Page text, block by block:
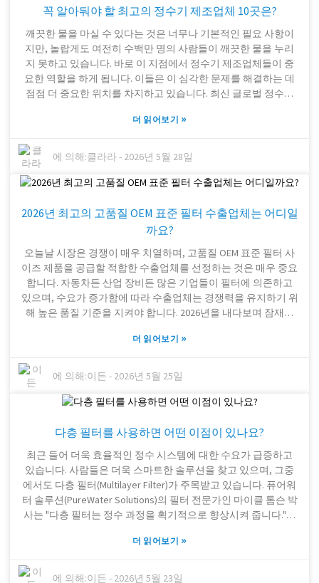
가나 수질 문제와 같은 문제가 발생할 수 있습니다. 물은 수많은
템에 투자함으로써 기업은 제품 품질 향상과 직원 만족도 제고라
는 두 가지 목표를 동시에 달성할 수 있습니다. 처음에는 간단해
보일지 모르지만, 물의 출처를 생각해 보는 것은 정말 가치 있는
일입니다. 조금 더 주의를 기울이면 운영이 더욱 원활해지고 장
기적으로 상당한 이점을 얻을 수 있습니다.
꼭 알아둬야 할 최고의 정수기 제조업체 10곳은?
깨끗한 물을 마실 수 있다는 것은 너무나 기본적인 필요 사항이
지만, 놀랍게도 여전히 수백만 명의 사람들이 깨끗한 물을 누리
지 못하고 있습니다. 바로 이 지점에서 정수기 제조업체들이 중
요한 역할을 하게 됩니다. 이들은 이 심각한 문제를 해결하는 데
점점 더 중요한 위치를 차지하고 있습니다. 최신 글로벌 정수기
약 9.6% 성장할 것으로 예상됩니다. 이는 최근 수질과 건강에 대
아쿠아사나(Aquasana), 퓨어(PUR)와 같이 혁신적인 기술로 명성
을 쌓은 브랜드들이 여럿 있습니다. 하지만 솔직히 말해서, 모든
필터가 광고대로 작동하는 것은 아닙니다. 어떤 필터는 모든 유
에 따르면, 거의 30%의 사람들이 자신이 사용하는 정수기가 어
떤 오염 물질을 제거하는지조차 몰랐다고 합니다. 그렇기 때문에
많은 정수기 제조업체들이 자사 제품을 홍보하지만, 실제 효과는
제품마다 크게 다를 수 있습니다. 소비자로서 우리는 질문을 하
고, 조사를 하고, 무엇을 구매하는지 제대로 이해해야 합니다. 올
바른 정수기를 선택하는 것은 단순히 편리함의 문제가 아니라 장
기적으로 우리의 건강에 실질적인 영향을 미칠 수 있습니다. 특
히 이처럼 다양한 제품들이 시장에 쏟아져 나오는 상황에서는 정
보를 잘 파악하고 현명한 선택을 하는 것이 중요합니다.
더 읽어보기 »
에 의해:클라라- 2026년 5월 28일
2026년 최고의 고품질 OEM 표준 필터 수출업체는 어디일
까요?
오늘날 시장은 경쟁이 매우 치열하며, 고품질 OEM 표준 필터 사
이즈 제품을 공급할 적합한 수출업체를 선정하는 것은 매우 중요
합니다. 자동차든 산업 장비든 많은 기업들이 필터에 의존하고
있으며, 수요가 증가함에 따라 수출업체는 경쟁력을 유지하기 위
해 높은 품질 기준을 지켜야 합니다. 2026년을 내다보며 잠재적
필수 조건입니다. Filter Corp와 PureFlow Technologies 같은 기업
장점입니다. 하지만 모든 수출업체가 기대에 부응하는 것은 아니
며, 이는 공급망에 심각한 문제를 야기할 수 있습니다. 적합한 파
트너를 선택하는 것은 결코 가볍게 여길 일이 아닙니다. 이는 제
수출업체는 저마다의 특징을 가지고 있으며, 어떤 업체는 큰 장
쟁이 치열한 시장에서 이러한 결정에 충분한 주의를 기울이는 것
은 매우 중요합니다. 앞으로 기업들은 표준 필터 크기가 얼마나
중요한지 제대로 이해함으로써 더욱 현명한 선택을 하고 향후 예
상치 못한 문제 발생을 방지할 수 있을 것입니다.
더 읽어보기 »
에 의해:이든 - 2026년 5월 25일
다층 필터를 사용하면 어떤 이점이 있나요?
최근 들어 더욱 효율적인 정수 시스템에 대한 수요가 급증하고
있습니다. 사람들은 더욱 스마트한 솔루션을 찾고 있으며, 그중
에서도 다층 필터(Multilayer Filter)가 주목받고 있습니다. 퓨어워
터 솔루션(PureWater Solutions)의 필터 전문가인 마이클 톰슨 박
사는 "다층 필터는 정수 과정을 획기적으로 향상시켜 줍니다."라
겹의 소재를 사용하여 단일층 필터보다 훨씬 효과적으로 정수하
향상, 다양한 오염물질 제거 등 여러 가지 장점을 제공합니다. 다
더 읽어보기 »
에 의해:이든 - 2026년 5월 23일